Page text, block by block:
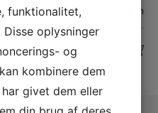
Fladmejsel 350x23x13 mm
78,00DKK
funktionalitet,
oplysninger
og
kombinere dem
givet dem eller